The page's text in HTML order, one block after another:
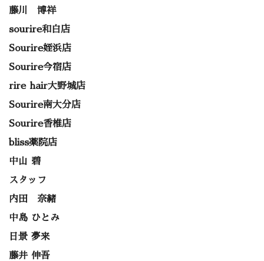
藤川 博祥
sourire和白店
Sourire姪浜店
Sourire今宿店
rire hair大野城店
Sourire南大分店
Sourire香椎店
bliss薬院店
中山 碧
スタッフ
内田 奈緒
中島 ひとみ
日景 夢来
藤井 伸吾